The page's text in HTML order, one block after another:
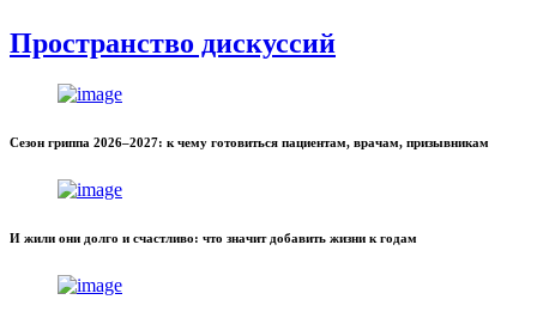
Пространство дискуссий
Сезон гриппа 2026–2027: к чему готовиться пациентам, врачам, призывникам
И жили они долго и счастливо: что значит добавить жизни к годам